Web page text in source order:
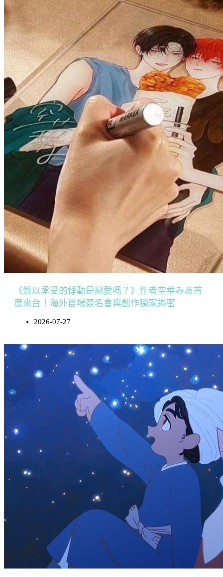
《難以承受的悸動是戀愛嗎？》作者空華みあ首
度來台！海外首場簽名會與創作獨家揭密
2026-07-27